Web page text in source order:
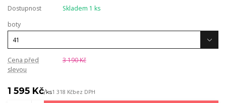
Dostupnost
Skladem 1 ks
boty
Cena před
slevou
3 190 Kč
1 595 Kč/ks1 318 Kčbez DPH